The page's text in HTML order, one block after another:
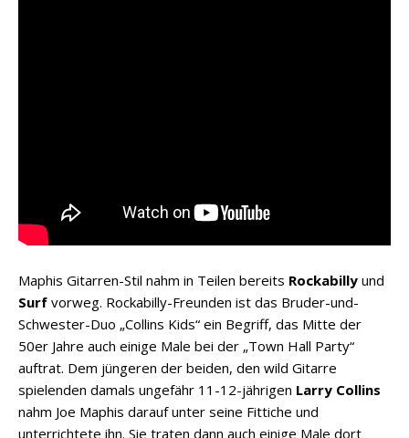
Maphis Gitarren-Stil nahm in Teilen bereits Rockabilly und
Surf vorweg. Rockabilly-Freunden ist das Bruder-und-
Schwester-Duo „Collins Kids“ ein Begriff, das Mitte der
50er Jahre auch einige Male bei der „Town Hall Party“
auftrat. Dem jüngeren der beiden, den wild Gitarre
spielenden damals ungefähr 11-12-jährigen Larry Collins
nahm Joe Maphis darauf unter seine Fittiche und
unterrichtete ihn. Sie traten dann auch einige Male dort